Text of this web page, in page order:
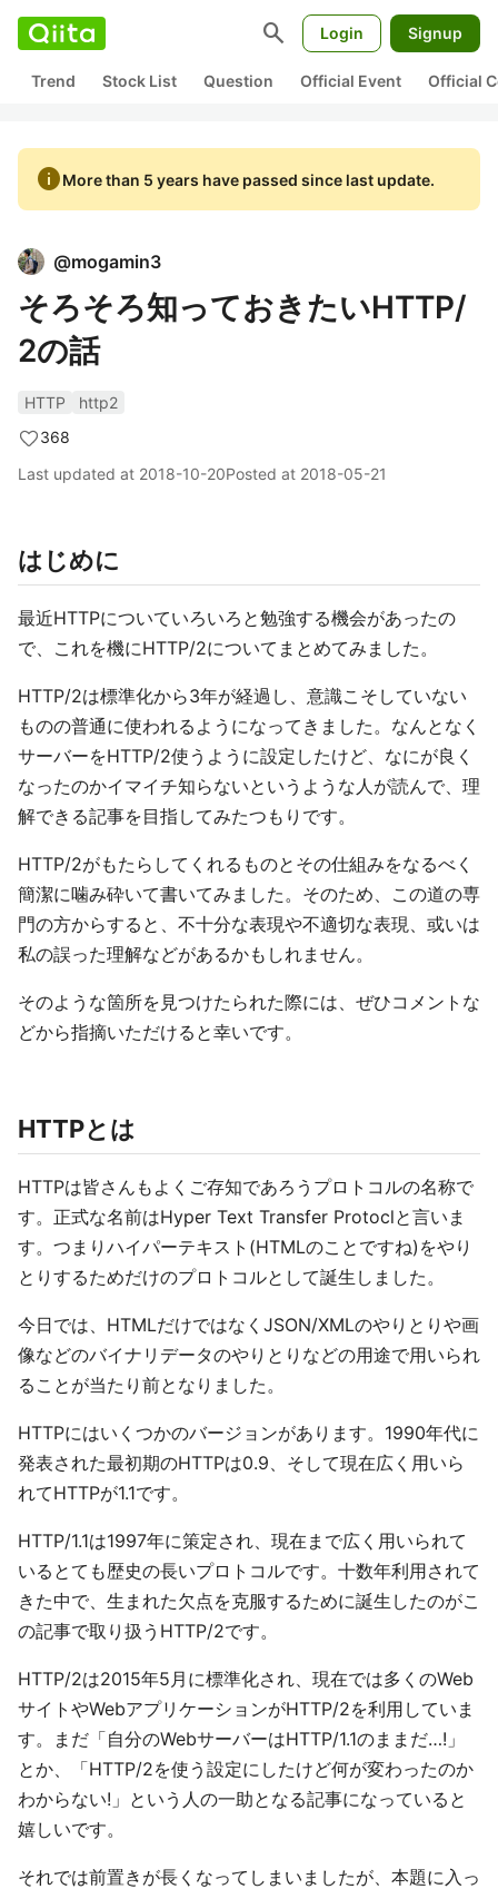
search Login Signup
Trend Stock List Question Official Event Official
infoMore than 5 years have passed since last update.
@mogamin3
そろそろ知っておきたいHTTP/
2の話
HTTP
http2
368
Last updated at 2018-10-20Posted at 2018-05-21
はじめに
最近HTTPについていろいろと勉強する機会があったの
で、これを機にHTTP/2についてまとめてみました。
HTTP/2は標準化から3年が経過し、意識こそしていない
ものの普通に使われるようになってきました。なんとなく
サーバーをHTTP/2使うように設定したけど、なにが良く
なったのかイマイチ知らないというような人が読んで、理
解できる記事を目指してみたつもりです。
HTTP/2がもたらしてくれるものとその仕組みをなるべく
簡潔に噛み砕いて書いてみました。そのため、この道の専
門の方からすると、不十分な表現や不適切な表現、或いは
私の誤った理解などがあるかもしれません。
そのような箇所を見つけたられた際には、ぜひコメントな
どから指摘いただけると幸いです。
HTTPとは
HTTPは皆さんもよくご存知であろうプロトコルの名称で
す。正式な名前はHyper Text Transfer Protoclと言いま
す。つまりハイパーテキスト(HTMLのことですね)をやり
とりするためだけのプロトコルとして誕生しました。
今日では、HTMLだけではなくJSON/XMLのやりとりや画
像などのバイナリデータのやりとりなどの用途で用いられ
ることが当たり前となりました。
HTTPにはいくつかのバージョンがあります。1990年代に
発表された最初期のHTTPは0.9、そして現在広く用いら
れてHTTPが1.1です。
HTTP/1.1は1997年に策定され、現在まで広く用いられて
いるとても歴史の長いプロトコルです。十数年利用されて
きた中で、生まれた欠点を克服するために誕生したのがこ
の記事で取り扱うHTTP/2です。
HTTP/2は2015年5月に標準化され、現在では多くのWeb
サイトやWebアプリケーションがHTTP/2を利用していま
す。まだ「自分のWebサーバーはHTTP/1.1のままだ…!」
とか、「HTTP/2を使う設定にしたけど何が変わったのか
わからない!」という人の一助となる記事になっていると
嬉しいです。
それでは前置きが長くなってしまいましたが、本題に入っ